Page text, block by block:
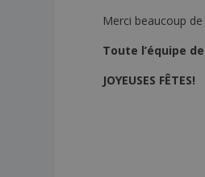
Merci beaucoup
Toute l’équipe
JOYEUSES FÊTES!